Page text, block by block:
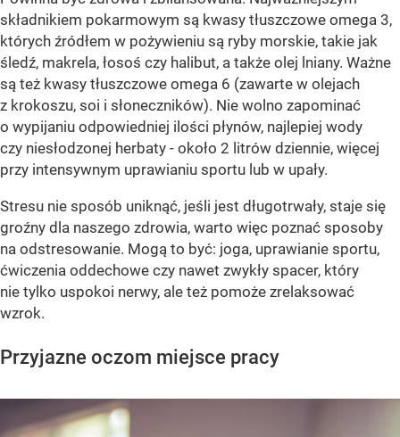
składnikiem pokarmowym są kwasy tłuszczowe omega 3,
których źródłem w pożywieniu są ryby morskie, takie jak
śledź, makrela, łosoś czy halibut, a także olej lniany. Ważne
są też kwasy tłuszczowe omega 6 (zawarte w olejach
z krokoszu, soi i słoneczników). Nie wolno zapominać
o wypijaniu odpowiedniej ilości płynów, najlepiej wody
czy niesłodzonej herbaty - około 2 litrów dziennie, więcej
przy intensywnym uprawianiu sportu lub w upały.
Stresu nie sposób uniknąć, jeśli jest długotrwały, staje się
groźny dla naszego zdrowia, warto więc poznać sposoby
na odstresowanie. Mogą to być: joga, uprawianie sportu,
ćwiczenia oddechowe czy nawet zwykły spacer, który
nie tylko uspokoi nerwy, ale też pomoże zrelaksować
wzrok.
Przyjazne oczom miejsce pracy